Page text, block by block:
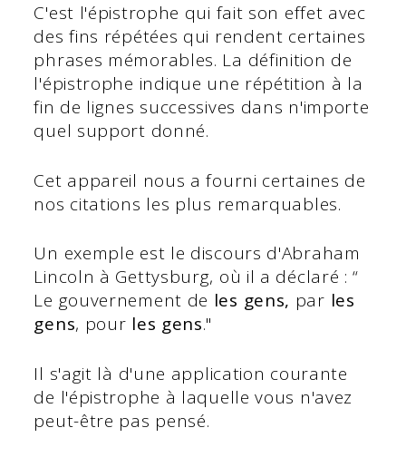
C'est l'épistrophe qui fait son effet avec
des fins répétées qui rendent certaines
phrases mémorables. La définition de
l'épistrophe indique une répétition à la
fin de lignes successives dans n'importe
quel support donné.
Cet appareil nous a fourni certaines de
nos citations les plus remarquables.
Un exemple est le discours d'Abraham
Lincoln à Gettysburg, où il a déclaré : “
Le gouvernement de les gens, par les
gens, pour les gens."
Il s'agit là d'une application courante
de l'épistrophe à laquelle vous n'avez
peut-être pas pensé.